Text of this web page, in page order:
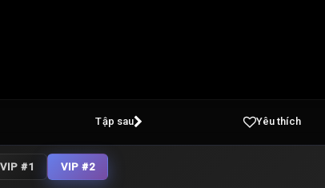
Tập sau Yêu thích
VIP #1 VIP #2